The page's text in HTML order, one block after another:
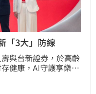
「3大」防線
與台新證券，於高齡
健康，AI守護享樂
推動「基因檢測×重